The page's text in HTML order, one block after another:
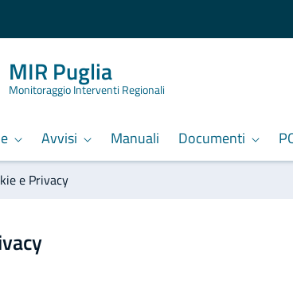
MIR Puglia
Monitoraggio Interventi Regionali
Avvisi Manuali Documenti
e Privacy